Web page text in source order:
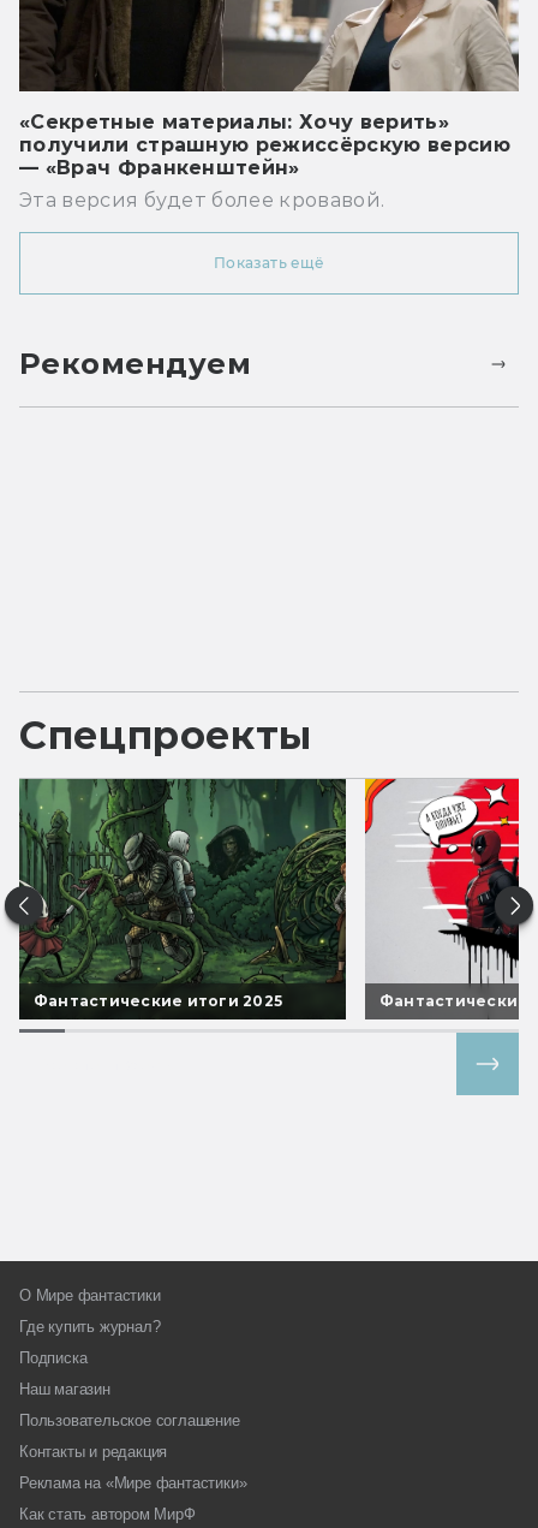
«Секретные материалы: Хочу верить»
получили страшную режиссёрскую версию
— «Врач Франкенштейн»
Эта версия будет более кровавой.
Показать ещё
Рекомендуем
Спецпроекты
Фантастические итоги 2025 Фантастические
О Мире фантастики
Где купить журнал?
Подписка
Наш магазин
Пользовательское соглашение
Контакты и редакция
Реклама на «Мире фантастики»
Как стать автором МирФ